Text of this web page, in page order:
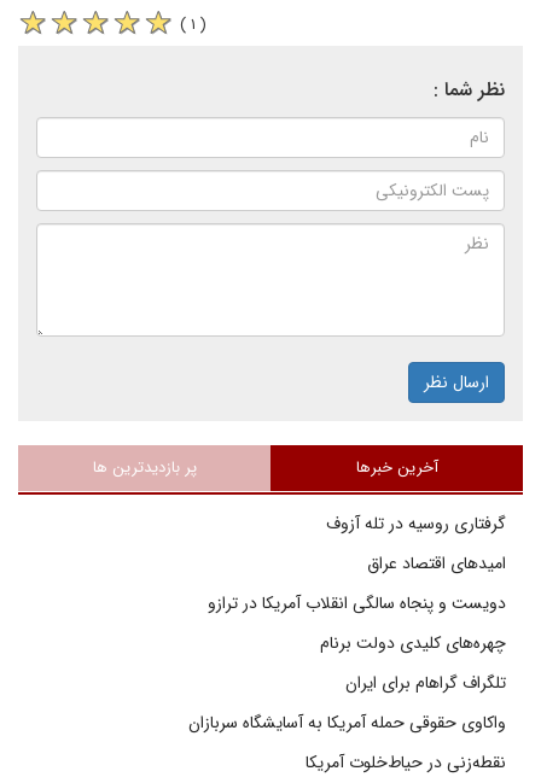
( ۱ )
نظر شما :
ارسال نظر
آخرین خبرها پر بازدیدترین ها
گرفتاری روسیه در تله آزوف
امیدهای اقتصاد عراق
دویست و پنجاه سالگی انقلاب آمریکا در ترازو
چهره‌های کلیدی دولت برنام
تلگراف گراهام برای ایران
واکاوی حقوقی حمله آمریکا به آسایشگاه سربازان
نقطه‌زنی در حیاط‌خلوت آمریکا